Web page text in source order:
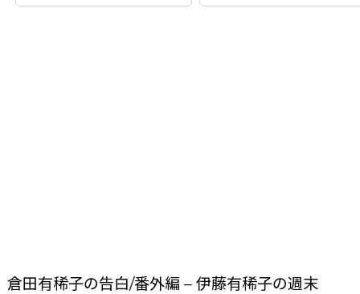
倉田有稀子の告白/番外編 – 伊藤有稀子の週末